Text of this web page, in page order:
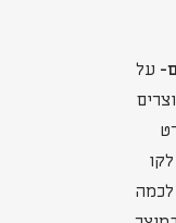
על
לכמה